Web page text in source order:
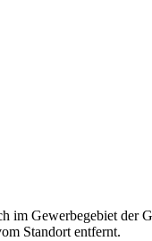
Gewerbegebiet
Standort entfernt.